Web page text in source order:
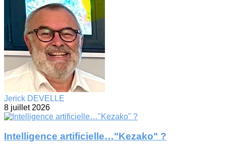
Jerick DEVELLE
8 juillet 2026
Intelligence artificielle…"Kezako" ?